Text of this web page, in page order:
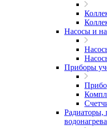
Насосы и
Приборы
Радиаторы,